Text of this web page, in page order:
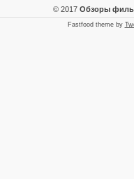
© 2017 Обзоры
Fastfood theme by